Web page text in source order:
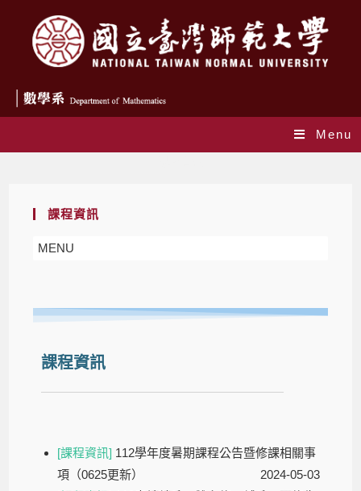
Menu
課程資訊
MENU
課程資訊
[課程資訊] 112學年度暑期課程公告暨修課相關事
項（0625更新）
2024-05-03